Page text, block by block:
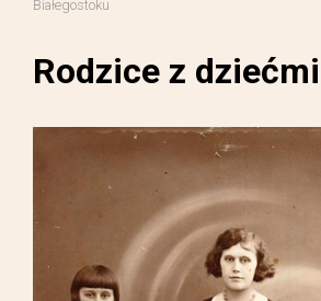
Białegostoku
Rodzice z dziećmi